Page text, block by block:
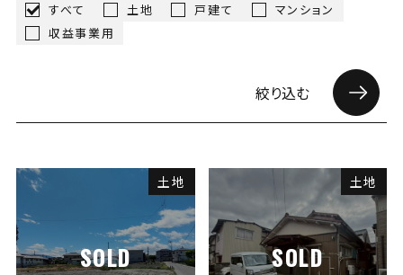
会社案内
コンタクトフォームへ
すべて 土地 戸建て
マンション
収益事業用
絞り込む
SOLD
土地
SOLD
土地